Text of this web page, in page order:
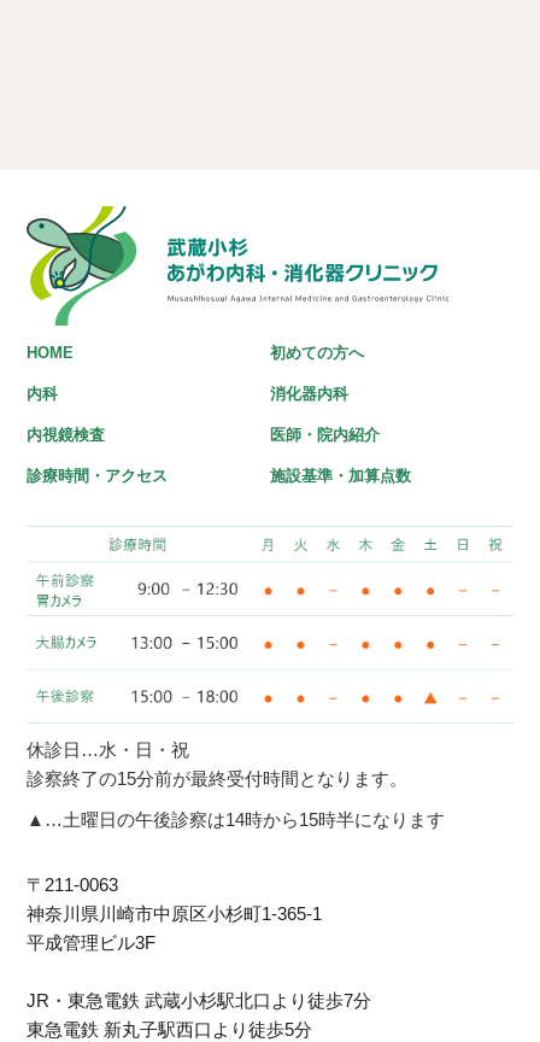
HOME 初めての方へ
内科 消化器内科
内視鏡検査 医師・院内紹介
診療時間・アクセス 施設基準・加算点数
休診日…水・日・祝
診察終了の15分前が最終受付時間となります。
▲…土曜日の午後診察は14時から15時半になります
〒211-0063
神奈川県川崎市中原区⼩杉町1-365-1
平成管理ビル3F
JR・東急電鉄 武蔵小杉駅北口より徒歩7分
東急電鉄 新丸子駅西口より徒歩5分